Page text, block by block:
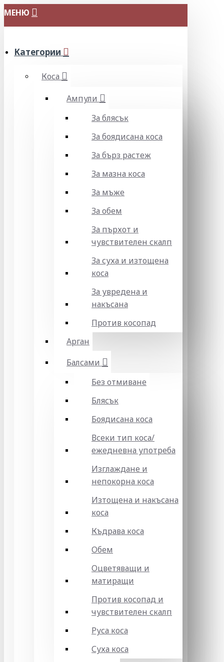
МЕНЮ
Категории
Коса
Ампули
За блясък
За боядисана коса
За бърз растеж
За мазна коса
За мъже
За обем
За пърхот и
чувствителен скалп
За суха и изтощена
коса
За увредена и
накъсана
Против косопад
Арган
Балсами
Без отмиване
Блясък
Боядисана коса
Всеки тип коса/
ежедневна употреба
Изглаждане и
непокорна коса
Изтощена и накъсана
коса
Къдрава коса
Обем
Оцветяващи и
матиращи
Против косопад и
чувствителен скалп
Руса коса
Суха коса